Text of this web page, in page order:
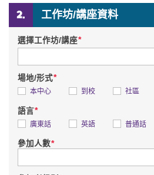
工作坊/講座資料
選擇工作坊/講座*
場地/形式*
本中心 到校 社區
語言*
廣東話 英語 普通話
參加人數*